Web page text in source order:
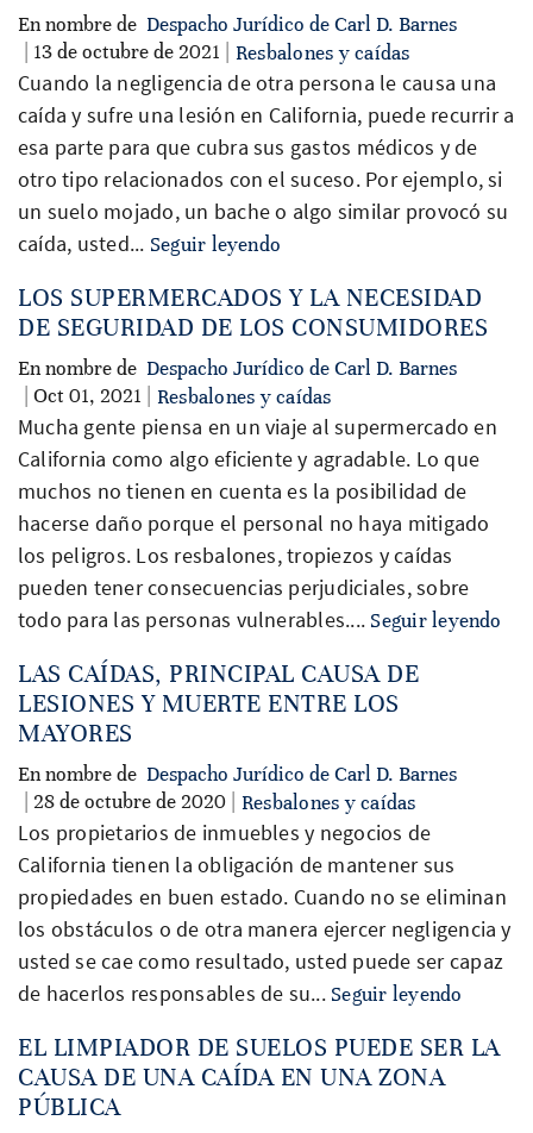
En nombre de Despacho Jurídico de Carl D. Barnes
| 13 de octubre de 2021 |
Resbalones y caídas
Cuando la negligencia de otra persona le causa una
caída y sufre una lesión en California, puede recurrir a
esa parte para que cubra sus gastos médicos y de
otro tipo relacionados con el suceso. Por ejemplo, si
un suelo mojado, un bache o algo similar provocó su
caída, usted... Seguir leyendo
LOS SUPERMERCADOS Y LA NECESIDAD
DE SEGURIDAD DE LOS CONSUMIDORES
En nombre de Despacho Jurídico de Carl D. Barnes
| Oct 01, 2021 |
Resbalones y caídas
Mucha gente piensa en un viaje al supermercado en
California como algo eficiente y agradable. Lo que
muchos no tienen en cuenta es la posibilidad de
hacerse daño porque el personal no haya mitigado
los peligros. Los resbalones, tropiezos y caídas
pueden tener consecuencias perjudiciales, sobre
todo para las personas vulnerables.... Seguir leyendo
LAS CAÍDAS, PRINCIPAL CAUSA DE
LESIONES Y MUERTE ENTRE LOS
MAYORES
En nombre de Despacho Jurídico de Carl D. Barnes
| 28 de octubre de 2020 |
Resbalones y caídas
Los propietarios de inmuebles y negocios de
California tienen la obligación de mantener sus
propiedades en buen estado. Cuando no se eliminan
los obstáculos o de otra manera ejercer negligencia y
usted se cae como resultado, usted puede ser capaz
de hacerlos responsables de su... Seguir leyendo
EL LIMPIADOR DE SUELOS PUEDE SER LA
CAUSA DE UNA CAÍDA EN UNA ZONA
PÚBLICA